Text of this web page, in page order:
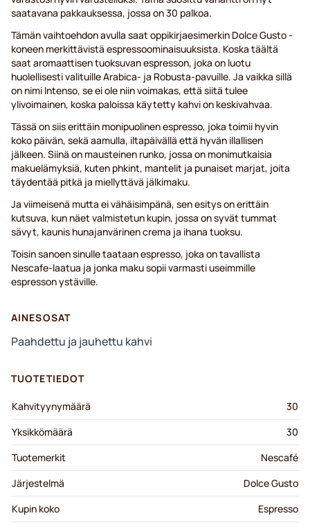
saatavana pakkauksessa, jossa on 30 palkoa.
Tämän vaihtoehdon avulla saat oppikirjaesimerkin Dolce Gusto -
koneen merkittävistä espressoominaisuuksista. Koska täältä
saat aromaattisen tuoksuvan espresson, joka on luotu
huolellisesti valituille Arabica- ja Robusta-pavuille. Ja vaikka sillä
on nimi Intenso, se ei ole niin voimakas, että siitä tulee
ylivoimainen, koska paloissa käytetty kahvi on keskivahvaa.
Tässä on siis erittäin monipuolinen espresso, joka toimii hyvin
koko päivän, sekä aamulla, iltapäivällä että hyvän illallisen
jälkeen. Siinä on mausteinen runko, jossa on monimutkaisia
makuelämyksiä, kuten phkint, mantelit ja punaiset marjat, joita
täydentää pitkä ja miellyttävä jälkimaku.
Ja viimeisenä mutta ei vähäisimpänä, sen esitys on erittäin
kutsuva, kun näet valmistetun kupin, jossa on syvät tummat
sävyt, kaunis hunajanvärinen crema ja ihana tuoksu.
Toisin sanoen sinulle taataan espresso, joka on tavallista
Nescafe-laatua ja jonka maku sopii varmasti useimmille
espresson ystäville.
AINESOSAT
Paahdettu ja jauhettu kahvi
TUOTETIEDOT
Kahvityynymäärä
30
Yksikkömäärä
30
Tuotemerkit
Nescafé
Järjestelmä
Dolce Gusto
Kupin koko
Espresso